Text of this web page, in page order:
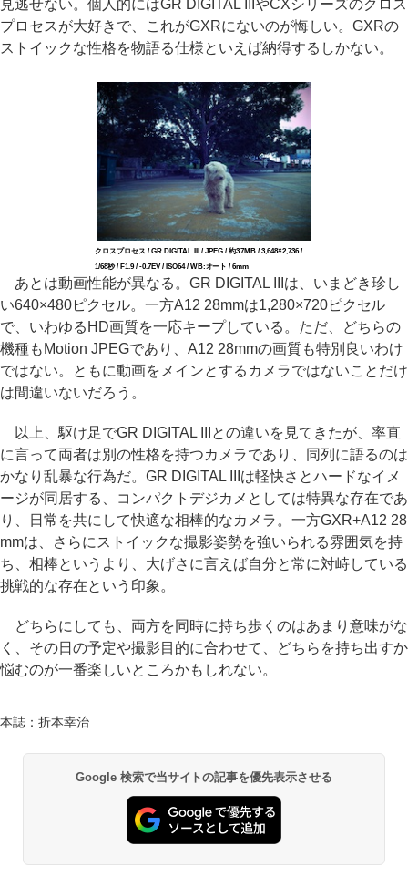
見逃せない。個人的にはGR DIGITAL IIIやCXシリーズのクロス
プロセスが大好きで、これがGXRにないのが悔しい。GXRの
ストイックな性格を物語る仕様といえば納得するしかない。
クロスプロセス / GR DIGITAL III / JPEG / 約3.7MB / 3,648×2,736 /
1/68秒 / F1.9 / -0.7EV / ISO64 / WB:オート / 6mm
あとは動画性能が異なる。GR DIGITAL IIIは、いまどき珍し
い640×480ピクセル。一方A12 28mmは1,280×720ピクセル
で、いわゆるHD画質を一応キープしている。ただ、どちらの
機種もMotion JPEGであり、A12 28mmの画質も特別良いわけ
ではない。ともに動画をメインとするカメラではないことだけ
は間違いないだろう。
以上、駆け足でGR DIGITAL IIIとの違いを見てきたが、率直
に言って両者は別の性格を持つカメラであり、同列に語るのは
かなり乱暴な行為だ。GR DIGITAL IIIは軽快さとハードなイメ
ージが同居する、コンパクトデジカメとしては特異な存在であ
り、日常を共にして快適な相棒的なカメラ。一方GXR+A12 28
mmは、さらにストイックな撮影姿勢を強いられる雰囲気を持
ち、相棒というより、大げさに言えば自分と常に対峙している
挑戦的な存在という印象。
どちらにしても、両方を同時に持ち歩くのはあまり意味がな
く、その日の予定や撮影目的に合わせて、どちらを持ち出すか
悩むのが一番楽しいところかもしれない。
本誌：折本幸治
Google 検索で当サイトの記事を優先表示させる